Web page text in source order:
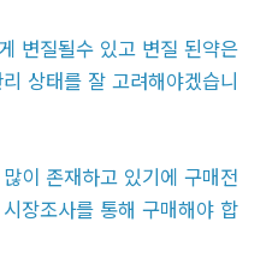
변질될수 있고 변질 된약은
상태를 잘 고려해야겠습니
이 존재하고 있기에 구매전
장조사를 통해 구매해야 합